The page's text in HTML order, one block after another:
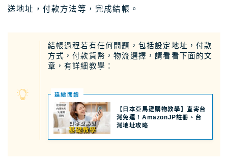
送地址，付款方法等，完成結帳。
結帳過程若有任何問題，包括設定地址，付款
方式，付款貨幣，物流選擇，請看看下面的文
章，有詳細教學：
延續閲讀
【日本亞馬遜購物教學】直寄台
灣免運！AmazonJP註冊、台
灣地址攻略